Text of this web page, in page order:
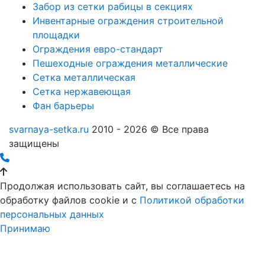
Забор из сетки рабицы в секциях
Инвентарные ограждения строительной
площадки
Ограждения евро-стандарт
Пешеходные ограждения металлические
Сетка металлическая
Сетка нержавеющая
Фан барьеры
svarnaya-setka.ru 2010 - 2026 © Все права
защищены
Продолжая использовать сайт, вы соглашаетесь на
обработку файлов cookie и c Политикой обработки
персональных данных
Принимаю